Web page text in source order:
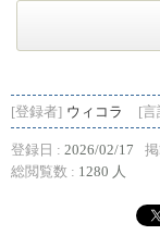
[登録者] ウィコラ [言
登録日 : 2026/02/17
総閲覧数 : 1280 人